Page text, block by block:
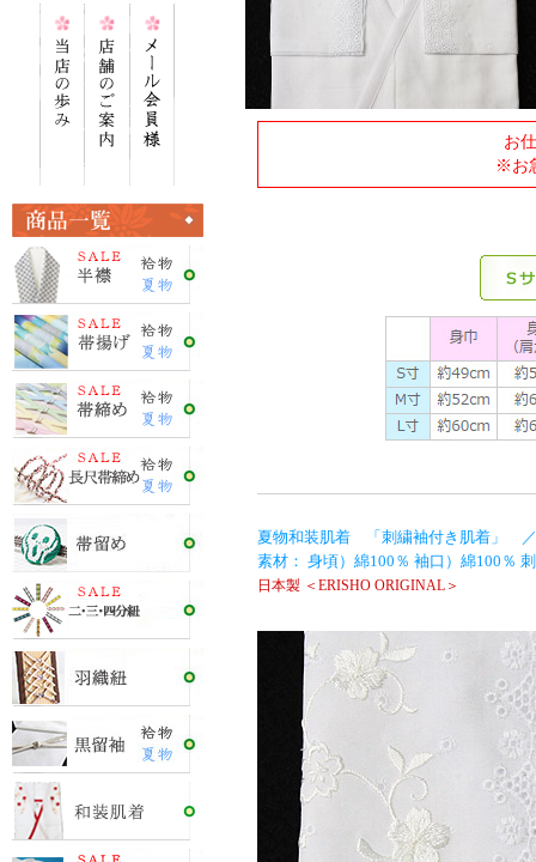
お
※お
夏物和装肌着 「刺繍袖付き肌着」 ／
素材： 身頃）綿100％ 袖口）綿100％
日本製 ＜ERISHO ORIGINAL＞